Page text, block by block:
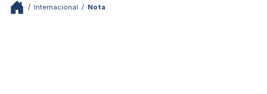
/ Internacional / Nota